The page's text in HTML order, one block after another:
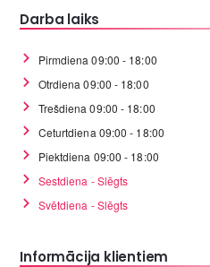
Darba laiks
Pirmdiena 09:00 - 18:00
Otrdiena 09:00 - 18:00
Trešdiena 09:00 - 18:00
Ceturtdiena 09:00 - 18:00
Piektdiena 09:00 - 18:00
Sestdiena - Slēgts
Svētdiena - Slēgts
Informācija klientiem